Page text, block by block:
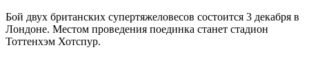
Бой двух британских супертяжеловесов состоится 3 декабря в
Лондоне. Местом проведения поединка станет стадион
Тоттенхэм Хотспур.